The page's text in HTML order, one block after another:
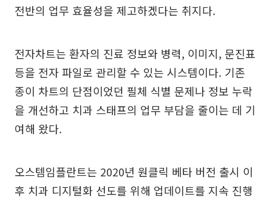
전반의 업무 효율성을 제고하겠다는 취지다.
전자차트는 환자의 진료 정보와 병력, 이미지, 문진표
등을 전자 파일로 관리할 수 있는 시스템이다. 기존
종이 차트의 단점이었던 필체 식별 문제나 정보 누락
을 개선하고 치과 스태프의 업무 부담을 줄이는 데 기
여해 왔다.
오스템임플란트는 2020년 원클릭 베타 버전 출시 이
후 치과 디지털화 선도를 위해 업데이트를 지속 진행